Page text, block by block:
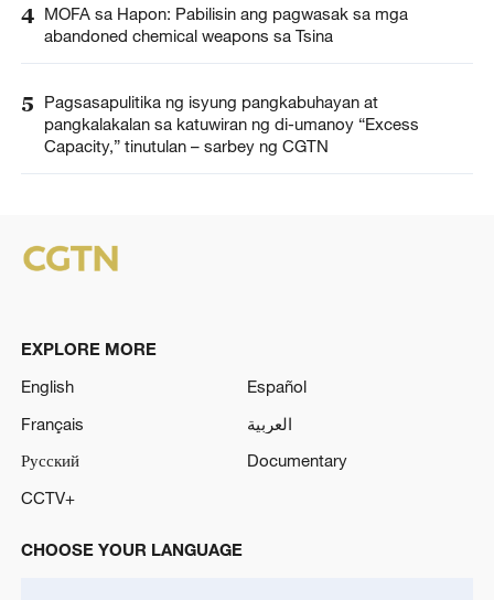
4 MOFA sa Hapon: Pabilisin ang pagwasak sa mga
abandoned chemical weapons sa Tsina
5
Pagsasapulitika ng isyung pangkabuhayan at
pangkalakalan sa katuwiran ng di-umanoy “Excess
Capacity,” tinutulan – sarbey ng CGTN
EXPLORE MORE
English
Español
Français
العربية
Русский
Documentary
CCTV+
CHOOSE YOUR LANGUAGE